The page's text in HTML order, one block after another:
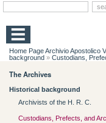
Home Page Archivio Apostolico
background » Custodians,
The Archives
Historical background
Archivists of the H. R. C.
Custodians, Prefects, and